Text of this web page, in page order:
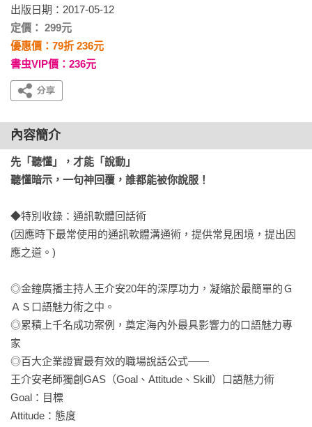
出版日期：2017-05-12
定價： 299元
優惠價：79折 236元
書虫VIP價：236元
內容簡介
先「聽懂」，才能「說動」
聽懂暗示，一句神回覆，誰都能被你說服！
◆特別收錄：通訊軟體回話術
(因應時下最常使用的通訊軟體溝通術，提供常見困境，提出因
應之道。)
◎金鐘廣播主持人王介安20年的深厚功力，凝縮於最簡單的Ｇ
ＡＳ口語魅力術之中。
◎累積上千名成功案例，奠定海內外最具影響力的口語魅力專
家
◎百大企業證實最有效的職場說話公式——
王介安老師獨創GAS（Goal、Attitude、Skill）口語魅力術
Goal：目標
Attitude：態度